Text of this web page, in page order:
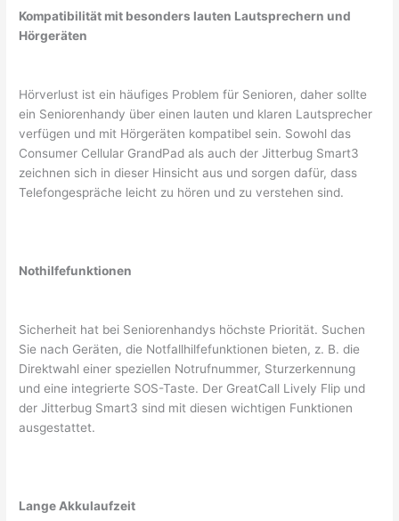
Kompatibilität mit besonders lauten Lautsprechern und
Hörgeräten
Hörverlust ist ein häufiges Problem für Senioren, daher sollte
ein Seniorenhandy über einen lauten und klaren Lautsprecher
verfügen und mit Hörgeräten kompatibel sein. Sowohl das
Consumer Cellular GrandPad als auch der Jitterbug Smart3
zeichnen sich in dieser Hinsicht aus und sorgen dafür, dass
Telefongespräche leicht zu hören und zu verstehen sind.
Nothilfefunktionen
Sicherheit hat bei Seniorenhandys höchste Priorität. Suchen
Sie nach Geräten, die Notfallhilfefunktionen bieten, z. B. die
Direktwahl einer speziellen Notrufnummer, Sturzerkennung
und eine integrierte SOS-Taste. Der GreatCall Lively Flip und
der Jitterbug Smart3 sind mit diesen wichtigen Funktionen
ausgestattet.
Lange Akkulaufzeit